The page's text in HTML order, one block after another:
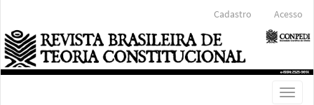
Conteúdo
principal
Barra
Lateral
Cadastro Acesso
Toggle